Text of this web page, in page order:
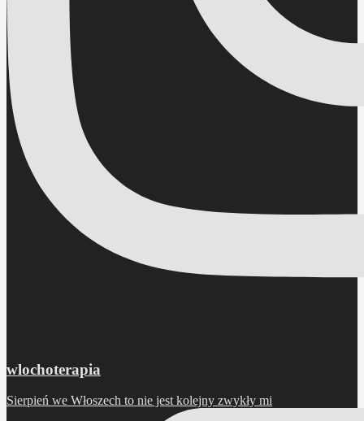
wlochoterapia
Sierpień we Włoszech to nie jest kolejny zwykły mi